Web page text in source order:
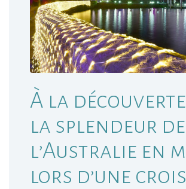
À la
la splendeur de
l’Australie en
lors d’une